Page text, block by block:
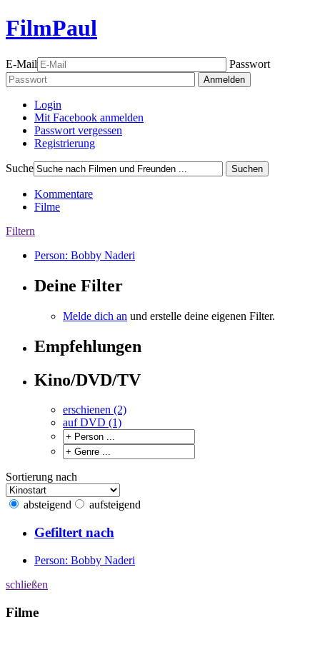
FilmPaul
E-Mail Passwort
Anmelden
Login
Mit Facebook anmelden
Passwort vergessen
Registrierung
Suche Suchen
Kommentare
Filme
Filtern
Person: Bobby Naderi
Deine Filter
Melde dich an und erstelle deine eigenen Filter.
Empfehlungen
Kino/DVD/TV
erschienen (2)
auf DVD (1)
Sortierung nach
absteigend aufsteigend
Gefiltert nach
Person: Bobby Naderi
schließen
Filme